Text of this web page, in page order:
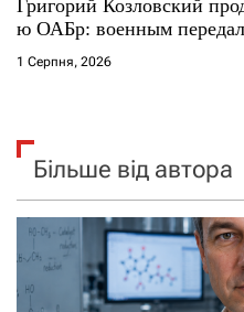
Григорий Козловский
ю ОАБр: военным
1 Серпня, 2026
Більше від автора